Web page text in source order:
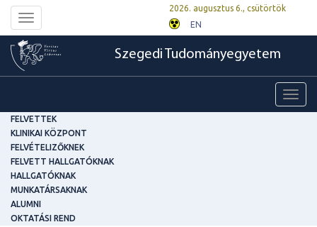
Toggle
navigation
2026. augusztus 6., csütörtök
EN
Szegedi Tudományegyetem
FELVETTEK
KLINIKAI KÖZPONT
FELVÉTELIZŐKNEK
FELVETT HALLGATÓKNAK
HALLGATÓKNAK
MUNKATÁRSAKNAK
ALUMNI
OKTATÁSI REND